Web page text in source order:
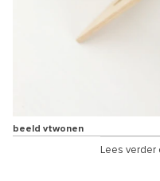
beeld vtwonen
Lees verder